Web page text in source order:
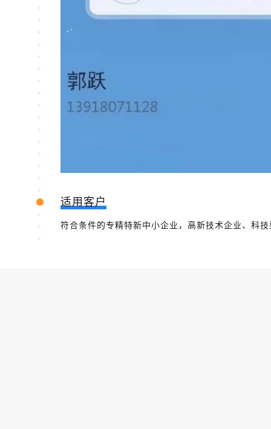
适用客户
符合条件的专精特新中小企业，高新技术企业、科